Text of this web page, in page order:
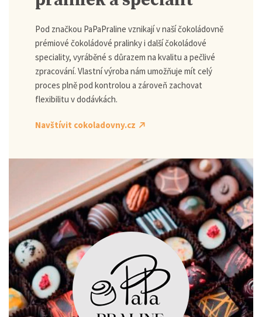
Pod značkou PaPaPraline vznikají v naší čokoládovně
prémiové čokoládové pralinky i další čokoládové
speciality, vyráběné s důrazem na kvalitu a pečlivé
zpracování. Vlastní výroba nám umožňuje mít celý
proces plně pod kontrolou a zároveň zachovat
flexibilitu v dodávkách.
Navštívit cokoladovny.cz